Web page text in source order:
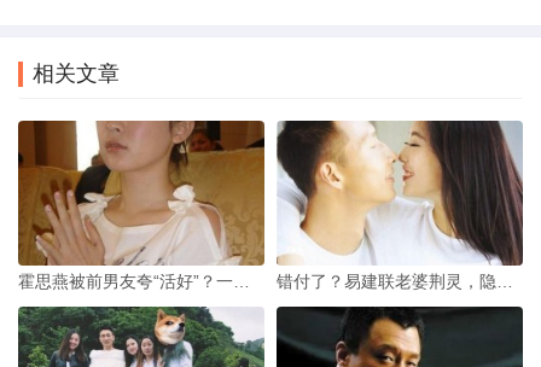
相关文章